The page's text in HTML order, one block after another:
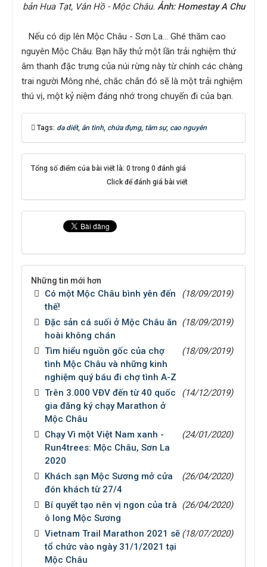
bản Hua Tạt, Vân Hồ - Mộc Châu. Ảnh: Homestay A Chu
Nếu có dịp lên Mộc Châu - Sơn La… Ghé thăm cao
nguyên Mộc Châu. Bạn hãy thử một lần trải nghiệm thứ
âm thanh đặc trưng của núi rừng này từ chính các chàng
trai người Mông nhé, chắc chắn đó sẽ là một trải nghiệm
thú vị, một kỷ niệm đáng nhớ trong chuyến đi của bạn.
Tags: da diết, ân tình chứa đựng, tâm sự, cao nguyên
Tổng số điểm của bài viết là: 0 trong 0 đánh giá
Click để đánh giá bài viết
Những tin mới hơn
Có một Mộc Châu bình yên đến
thế!
(18/09/2019)
Đặc sản cá suối ở Mộc Châu ăn
hoài không chán
(18/09/2019)
Tìm hiểu nguồn gốc của chợ
tình Mộc Châu và những kinh
nghiệm quý báu đi chợ tình A-Z
(18/09/2019)
Trên 3.000 VĐV đến từ 40 quốc
gia đăng ký chạy Marathon ở
Mộc Châu
(14/12/2019)
Chạy Vì một Việt Nam xanh -
Run4trees: Mộc Châu, Sơn La
2020
(24/01/2020)
Khách sạn Mộc Sương mở cửa
đón khách từ 27/4
(26/04/2020)
Bí quyết tạo nên vị ngon của trà
ô long Mộc Sương
(26/04/2020)
Vietnam Trail Marathon 2021 sẽ
tổ chức vào ngày 31/1/2021 tại
Mộc Châu
(18/07/2020)